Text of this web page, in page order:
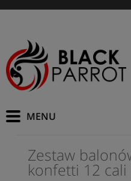
Zestaw
konfetti 12 cali